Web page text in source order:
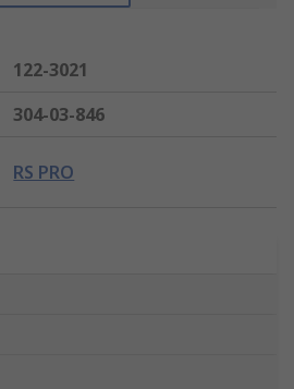
122-3021
304-03-846
RS PRO